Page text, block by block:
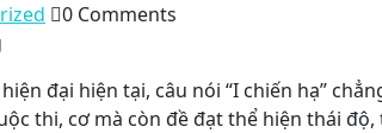
0 Comments
đại hiện tại, câu nói “I chiến hạ”
thi, cơ mà còn đề đạt thể hiện thái